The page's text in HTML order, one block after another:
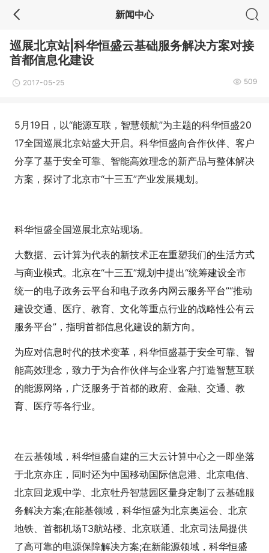
新闻中心
巡展北京站|科华恒盛云基础服务解决方案对接
首都信息化建设
2017-05-25 509
5月19日，以“能源互联，智慧领航”为主题的科华恒盛20
17全国巡展北京站盛大开启。科华恒盛向合作伙伴、客户
分享了基于安全可靠、智能高效理念的新产品与整体解决
方案，探讨了北京市“十三五”产业发展规划。
科华恒盛全国巡展北京站现场。
大数据、云计算为代表的新技术正在重塑我们的生活方式
与商业模式。北京在“十三五”规划中提出“统筹建设全市
统一的电子政务云平台和电子政务内网云服务平台”“推动
建设交通、医疗、教育、文化等重点行业的战略性公有云
服务平台”，指明首都信息化建设的新方向。
为应对信息时代的技术变革，科华恒盛基于安全可靠、智
能高效理念，致力于为合作伙伴与企业客户打造智慧互联
的能源网络，广泛服务于首都的政府、金融、交通、教
育、医疗等各行业。
在云基领域，科华恒盛自建的三大云计算中心之一即坐落
于北京亦庄，同时还为中国移动国际信息港、北京电信、
北京回龙观中学、北京牡丹智慧园区量身定制了云基础服
务解决方案;在能基领域，科华恒盛为北京奥运会、北京
地铁、首都机场T3航站楼、北京联通、北京司法局提供
了高可靠的电源保障解决方案;在新能源领域，科华恒盛